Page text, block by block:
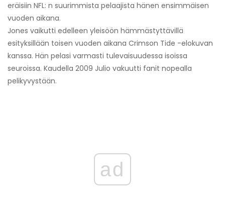
eräisiin NFL: n suurimmista pelaajista hänen ensimmäisen
vuoden aikana.
Jones vaikutti edelleen yleisöön hämmästyttävillä
esityksillään toisen vuoden aikana Crimson Tide -elokuvan
kanssa. Hän pelasi varmasti tulevaisuudessa isoissa
seuroissa. Kaudella 2009 Julio vakuutti fanit nopealla
pelikyvystään.
ad